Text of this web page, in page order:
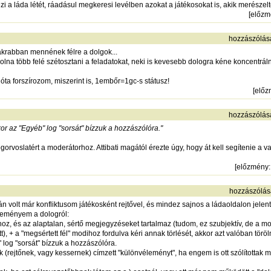
a láda létét, ráadásul megkeresi levélben azokat a játékosokat is, akik
[
mennének félre a dolgok...
több felé szétosztani a feladatokat, neki is kevesebb dologra kéne
forszírozom, miszerint is, 1embőr=1gc-s státusz!
[
az "Egyéb" log "sorsát" bízzuk a hozzászólóra."
a moderátorhoz. Attibati magától érezte úgy, hogy át kell segítenie a
[előzmény
volt már konfliktusom játékosként rejtővel, és mindez sajnos a ládaoldalon
a dologról:
és az alaptalan, sértő megjegyzéseket tartalmaz (tudom, ez szubjektív, de a
+ a "megsértett fél" modihoz fordulva kéri annak törlését, akkor azt valóban
"sorsát" bízzuk a hozzászólóra.
vagy kessernek) címzett "különvéleményt", ha engem is ott szólítottak